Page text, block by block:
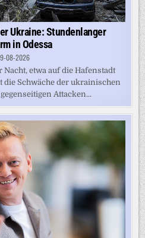
Ukraine: Stundenlanger
in Odessa
08-2026
etwa auf die Hafenstadt
die Schwäche der ukrainischen
Attacken...